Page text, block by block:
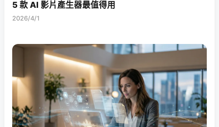
5 款 AI 影片產生器最值得用
2026/4/1